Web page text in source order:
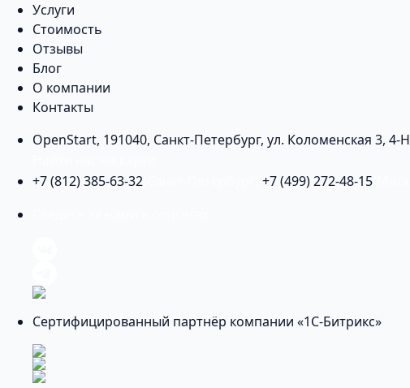
Услуги
Стоимость
Отзывы
Блог
О компании
Контакты
OpenStart, 191040, Санкт-Петербург, ул. Коломенская 3, 4-Н
+7 (812) 385-63-32
+7 (499) 272-48-15
Сертифицированный партнёр компании «1С-Битрикс»